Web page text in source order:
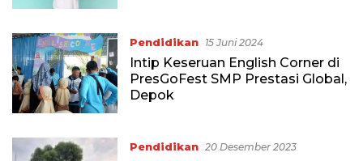
Pendidikan 15 Juni 2024
Intip Keseruan English Corner di
PresGoFest SMP Prestasi Global,
Depok
Pendidikan 20 Desember 2023